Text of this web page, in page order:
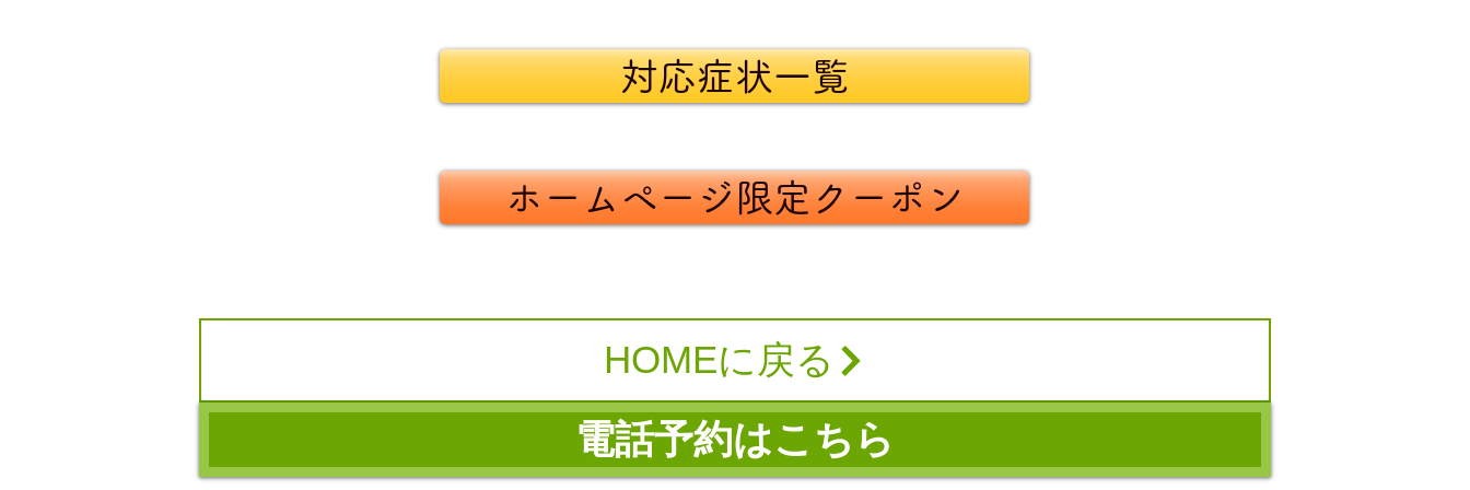
対応症状一覧
ホームページ限定クーポン
HOMEに戻る
電話予約はこちら